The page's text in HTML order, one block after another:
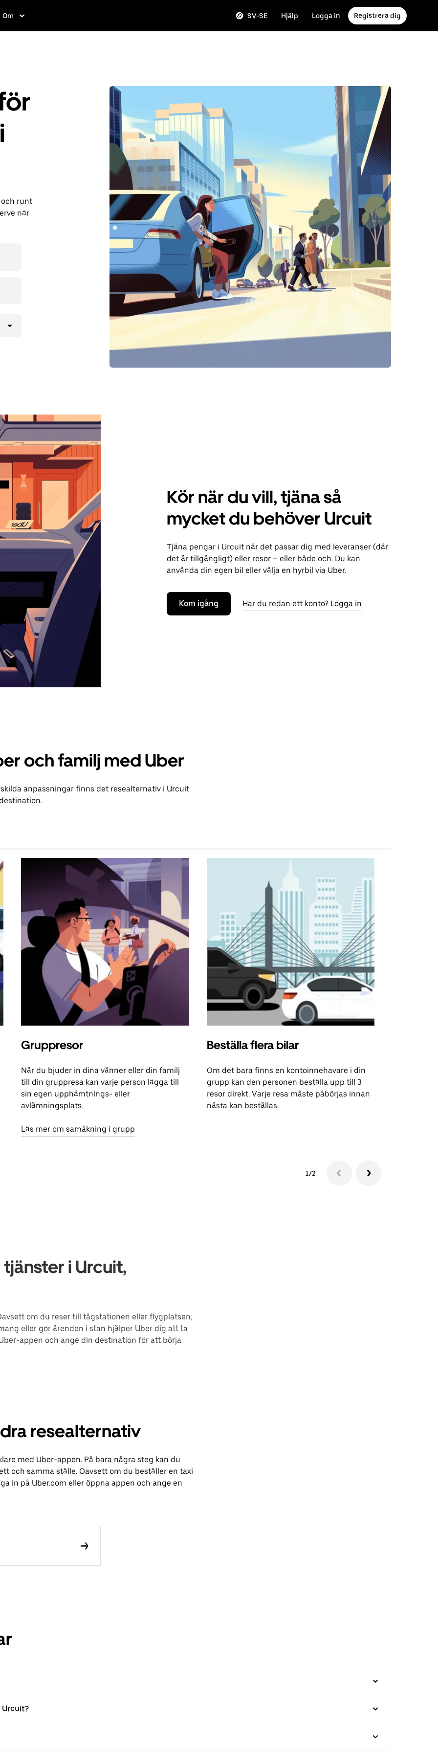
Om SV-SE Hjälp Logga in Registrera dig
runt
när
Kör när du vill, tjäna så
mycket du behöver Urcuit
Tjäna pengar i Urcuit när det passar dig med leveranser (där
det är tillgängligt) eller resor – eller både och. Du kan
använda din egen bil eller välja en hyrbil via Uber.
Kom igång Har du redan ett konto? Logga in
och familj med Uber
anpassningar finns det resealternativ i Urcuit
Gruppresor
När du bjuder in dina vänner eller din familj
till din gruppresa kan varje person lägga till
sin egen upphämtnings- eller
avlämningsplats.
Läs mer om samåkning i grupp
Beställa flera bilar
Om det bara finns en kontoinnehavare i din
grupp kan den personen beställa upp till 3
resor direkt. Varje resa måste påbörjas innan
nästa kan beställas.
1/2
i Urcuit,
om du reser till tågstationen eller flygplatsen,
eller gör ärenden i stan hjälper Uber dig att ta
appen och ange din destination för att börja
resealternativ
med Uber-appen. På bara några steg kan du
och samma ställe. Oavsett om du beställer en taxi
in på Uber.com eller öppna appen och ange en